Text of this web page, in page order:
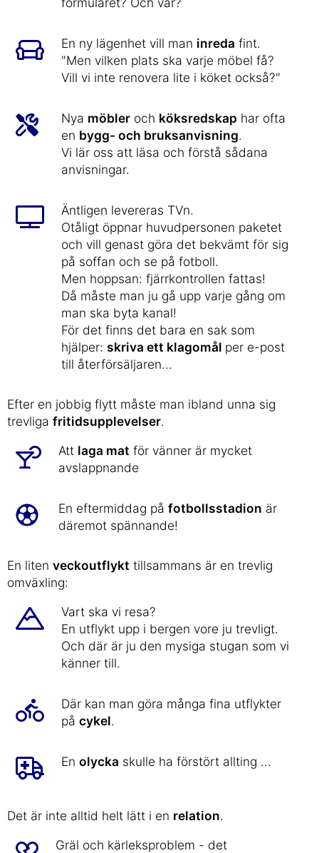
En ny lägenhet vill man inreda fint.
"Men vilken plats ska varje möbel få?
Vill vi inte renovera lite i köket också?"
Nya möbler och köksredskap har ofta
en bygg- och bruksanvisning.
Vi lär oss att läsa och förstå sådana
anvisningar.
Äntligen levereras TVn.
Otåligt öppnar huvudpersonen paketet
och vill genast göra det bekvämt för sig
på soffan och se på fotboll.
Men hoppsan: fjärrkontrollen fattas!
Då måste man ju gå upp varje gång om
man ska byta kanal!
För det finns det bara en sak som
hjälper: skriva ett klagomål per e-post
till återförsäljaren...
Efter en jobbig flytt måste man ibland unna sig
trevliga fritidsupplevelser.
Att laga mat för vänner är mycket
avslappnande
En eftermiddag på fotbollsstadion är
däremot spännande!
En liten veckoutflykt tillsammans är en trevlig
omväxling:
Vart ska vi resa?
En utflykt upp i bergen vore ju trevligt.
Och där är ju den mysiga stugan som vi
känner till.
Där kan man göra många fina utflykter
på cykel.
En olycka skulle ha förstört allting ...
Det är inte alltid helt lätt i en relation.
Gräl och kärleksproblem - det